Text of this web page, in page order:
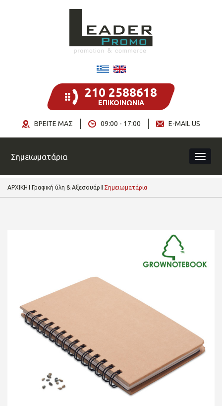
210 2588618
ΕΠΙΚΟΙΝΩΝΙΑ
E-MAIL US
09:00 - 17:00
ΒΡΕΙΤΕ ΜΑΣ
Σημειωματάρια
ΑΡΧΙΚΗ Γραφική ύλη & Αξεσουάρ Σημειωματάρια